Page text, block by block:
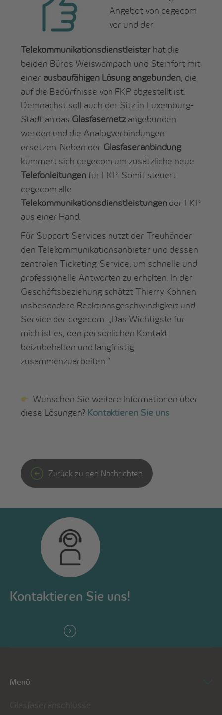
Angebot von cegecom
vor und der
Telekommunikationsdienstleister hat die
beiden Büros Weiswampach und Steinfort mit
einer ausbaufähigen Lösung angebunden, die
auf die Bedürfnisse von FKP abgestellt ist.
Demnächst soll auch der Sitz in Luxemburg-
Stadt an das Glasfasernetzangebunden
werden und die Analogverbindungen
ersetzen. Neben der Glasfaseranbindung
kümmert sich cegecom um zusätzliche neue
Telefonleitungenfür FKP. Somit steuert
cegecom alle
Telekommunikationsdienstleistungen der FKP
aus einer Hand.
Für Support-Services nutzt der Treuhänder
den Telekommunikationsanbieter und dessen
zentralen Ticketing-Service, um schnelle und
professionelle Antworten zu erhalten. In der
Geschäftsbeziehung schätzt Thierry Kohnen
insbesondere Reaktionsgeschwindigkeit und
Service der cegecom: „Das Wichtigste für
mich ist es, den persönlichen Kontakt
beizubehalten und langfristig
zusammenzuarbeiten.“
Wünschen Sie weitere Informationen über
diese Lösungen? Kontaktieren Sie uns
Zurück zu den Nachrichten
Kontaktieren Sie uns!
Menü
Glasfaseranschlüsse